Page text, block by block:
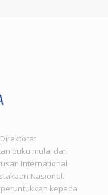
buku mulai dari
International
Nasional.
kepada